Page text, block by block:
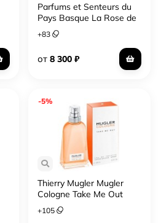
Parfums et Senteurs du
Pays Basque La Rose de
Francois Villon
+83
от 8 300 ₽
-5%
Thierry Mugler Mugler
Cologne Take Me Out
+105